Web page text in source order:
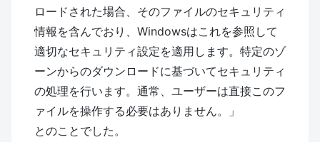
ロードされた場合、そのファイルのセキュリティ
情報を含んでおり、Windowsはこれを参照して
適切なセキュリティ設定を適用します。特定のゾ
ーンからのダウンロードに基づいてセキュリティ
の処理を行います。通常、ユーザーは直接このフ
ァイルを操作する必要はありません。」
とのことでした。